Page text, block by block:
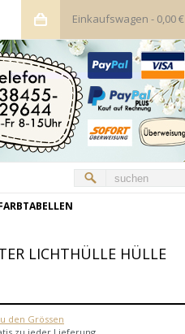
Einkaufswagen - 0,00 €
LICHTHÜLLE HÜLLE